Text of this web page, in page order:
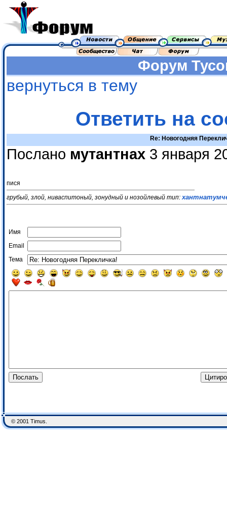
Форум
вернуться в тему
Ответить на
Re: Новогодняя
Послано мутантнах 3 января
пися
грубый, злой, ниваспитоный, зонудный и нозойлевый тип:
Имя
Email
Тема
© 2001 Timus.